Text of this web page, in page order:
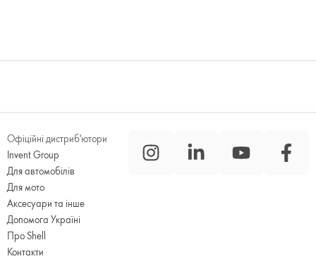
Офіційні дистриб'ютори
Invent Group
Для автомобілів
Для мото
Аксесуари та інше
Допомога Україні
Про Shell
Контакти